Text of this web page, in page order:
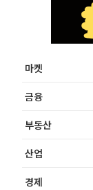
마켓
금융
부동산
산업
경제